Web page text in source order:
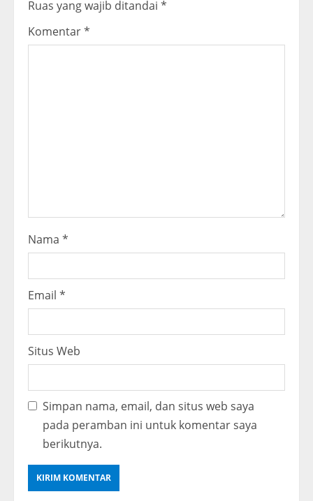
R
e
Ruas yang wajib ditandai *
Komentar*
Nama *
Email *
Situs Web
Simpan nama, email, dan situs web saya
pada peramban ini untuk komentar saya
berikutnya.